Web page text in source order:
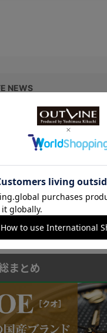
NEWS
“耐衝撃”ウオッチなど
まとめ